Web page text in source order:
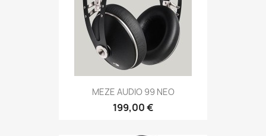
MEZE AUDIO 99 NEO
199,00 €